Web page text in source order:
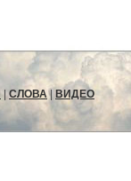
СЛОВА| ВИДЕО